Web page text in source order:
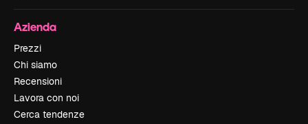
Azienda
Prezzi
Chi siamo
Recensioni
Lavora con noi
Cerca tendenze